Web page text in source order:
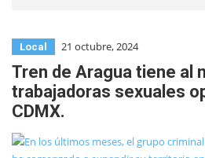
Local 21 octubre, 2024
Tren de Aragua tiene al
trabajadoras sexuales
CDMX.